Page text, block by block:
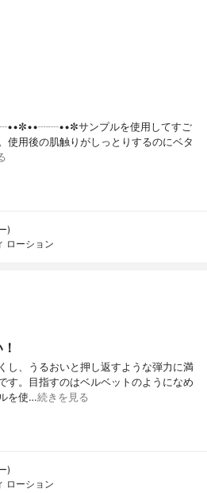
サンプルを使用してすご
使用後の肌触りがしっとりするのにベタ
)
ローション
し、うるおいと押し返すような弾力に満
す。目指すのはベルベットのようになめ
を使…続きを見る
)
ローション